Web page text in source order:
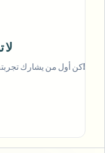
كن أول من يشارك تجربته ويساعد الآخرين في اتخاذ قرارات مدروسة!